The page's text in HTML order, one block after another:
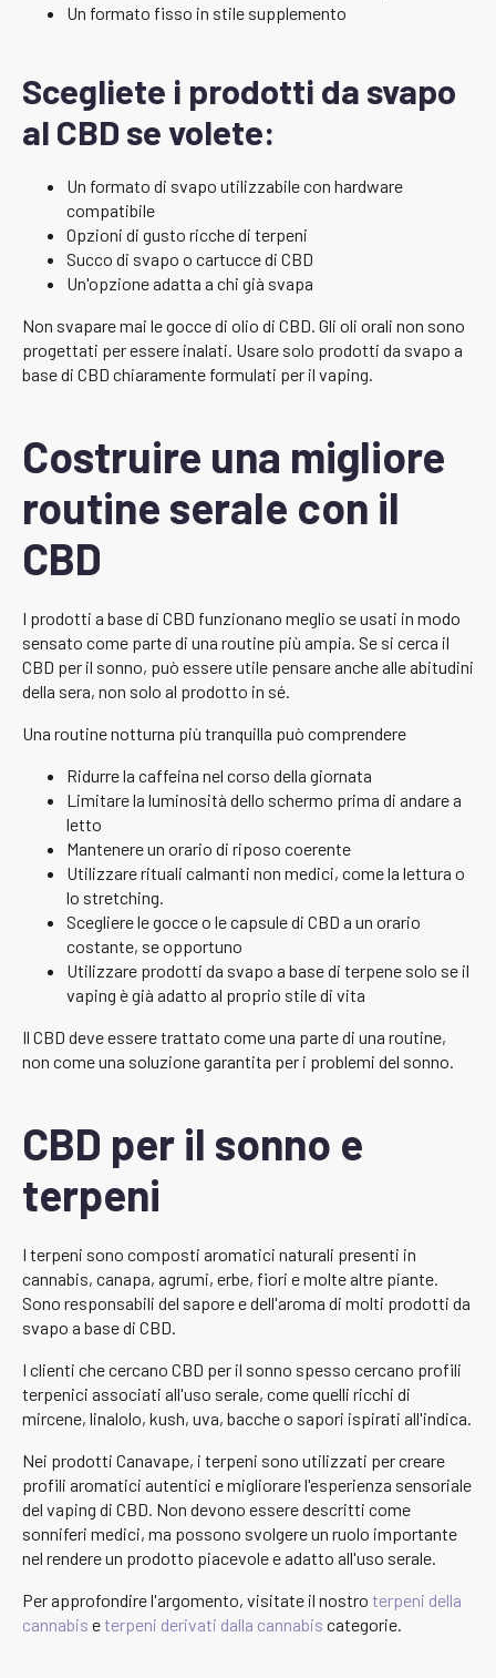
Un formato fisso in stile supplemento
Scegliete i prodotti da svapo
al CBD se volete:
Un formato di svapo utilizzabile con hardware
compatibile
Opzioni di gusto ricche di terpeni
Succo di svapo o cartucce di CBD
Un'opzione adatta a chi già svapa
Non svapare mai le gocce di olio di CBD. Gli oli orali non sono
progettati per essere inalati. Usare solo prodotti da svapo a
base di CBD chiaramente formulati per il vaping.
Costruire una migliore
routine serale con il
CBD
I prodotti a base di CBD funzionano meglio se usati in modo
sensato come parte di una routine più ampia. Se si cerca il
CBD per il sonno, può essere utile pensare anche alle abitudini
della sera, non solo al prodotto in sé.
Una routine notturna più tranquilla può comprendere
Ridurre la caffeina nel corso della giornata
Limitare la luminosità dello schermo prima di andare a
letto
Mantenere un orario di riposo coerente
Utilizzare rituali calmanti non medici, come la lettura o
lo stretching.
Scegliere le gocce o le capsule di CBD a un orario
costante, se opportuno
Utilizzare prodotti da svapo a base di terpene solo se il
vaping è già adatto al proprio stile di vita
Il CBD deve essere trattato come una parte di una routine,
non come una soluzione garantita per i problemi del sonno.
CBD per il sonno e
terpeni
I terpeni sono composti aromatici naturali presenti in
cannabis, canapa, agrumi, erbe, fiori e molte altre piante.
Sono responsabili del sapore e dell'aroma di molti prodotti da
svapo a base di CBD.
I clienti che cercano CBD per il sonno spesso cercano profili
terpenici associati all'uso serale, come quelli ricchi di
mircene, linalolo, kush, uva, bacche o sapori ispirati all'indica.
Nei prodotti Canavape, i terpeni sono utilizzati per creare
profili aromatici autentici e migliorare l'esperienza sensoriale
del vaping di CBD. Non devono essere descritti come
sonniferi medici, ma possono svolgere un ruolo importante
nel rendere un prodotto piacevole e adatto all'uso serale.
Per approfondire l'argomento, visitate il nostro terpeni della
cannabis eterpeni derivati dalla cannabis categorie.